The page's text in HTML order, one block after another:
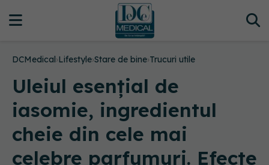
DCMedical›Lifestyle›Stare de bine›Trucuri utile
Uleiul esențial de
iasomie, ingredientul
cheie din cele mai
celebre parfumuri. Efecte